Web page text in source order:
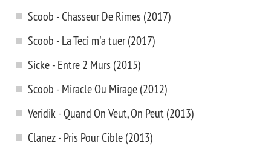
Scoob - Chasseur De Rimes (2017)
Scoob - La Teci m'a tuer (2017)
Sicke - Entre 2 Murs (2015)
Scoob - Miracle Ou Mirage (2012)
Veridik - Quand On Veut, On Peut (2013)
Clanez - Pris Pour Cible (2013)